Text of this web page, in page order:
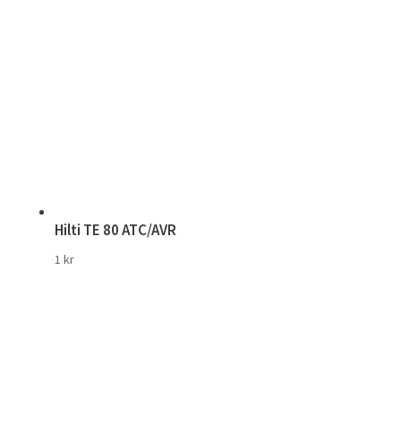
Hilti TE 80 ATC/AVR
1 kr